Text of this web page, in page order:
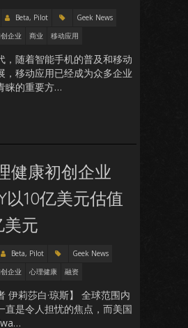
Beta, Pilot
Geek News
企业 商业 移动应用
，随着智能手机的普及和移动
，移动应用已经成为众多企业
睐的重要方…
健康初创企业
以10亿美元估值
美元
Beta, Pilot
Geek News
企业 心理健康 融资
伊莉莎白·琼斯】 全球范围内
直是令人担忧的焦点，而美国